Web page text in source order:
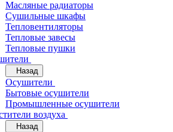
Масляные радиаторы
Сушильные шкафы
Тепловентиляторы
Тепловые завесы
Тепловые пушки
Назад
Осушители
Бытовые осушители
Промышленные осушители
воздуха
Назад